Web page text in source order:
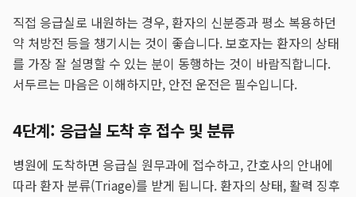
직접 응급실로 내원하는 경우, 환자의 신분증과 평소 복용하던
약 처방전 등을 챙기시는 것이 좋습니다. 보호자는 환자의 상태
를 가장 잘 설명할 수 있는 분이 동행하는 것이 바람직합니다.
서두르는 마음은 이해하지만, 안전 운전은 필수입니다.
4단계: 응급실 도착 후 접수 및 분류
병원에 도착하면 응급실 원무과에 접수하고, 간호사의 안내에
따라 환자 분류(Triage)를 받게 됩니다. 환자의 상태, 활력 징후